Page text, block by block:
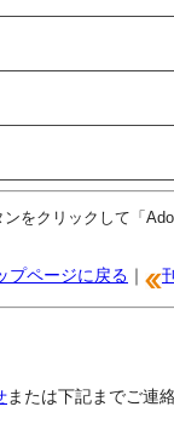
をクリックして「
プページに戻る ｜
または下記までご連